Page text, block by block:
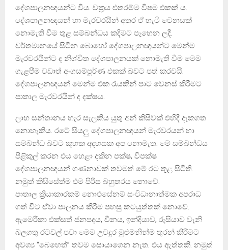
දේශපාලනඥයන්ට විය. චක්‍රය එතරම්ම විෂම එකක් ය.
දේශපාලනඥයන් හා මැරවරයින් අතර ඒ හැටි වෙනසක්
නොමැති වීම තුළ සම්බන්ධය කදිමට පෑහෙන ලදී.
වර්තමානයේ සිටින බොහෝ දේශපාලනඥයන්ට මෙන්ම
මැරවරයින්ට ද නිශ්චිත දේශපාලනයක් නොමැති වීම මෙම
ගැළපීම වඩාත් අංගසම්පූර්ණ එකක් බවට පත් කරවයි.
දේශපාලනඥයන් මෙන්ම එක රැයකින් පාට වෙනස් කිරීමට
පාතාල මැරවරයින් ද දක්ෂය.
ලාභ සන්තානය හැර සැලකිය යුතු අන් කිසිවක් එහිදී දැකගත
නොහැකිය. රටේ සියලු දේශපාලනඥයන් මැරවරයන් හා
සම්බන්ධ බවට කුහක අදහසක අප නොමැත. මේ සම්බන්ධය
පිළිකුල් කරන එය හෙළා දකින පක්ෂ, විපක්ෂ
දේශපාලනඥයන් ගණනාවක් තවමත් මේ රට තුළ සිටිති.
නමුත් කිසිසේත්ම එම පිරිස බහුතරය නොවේ.
පාතාල ක්‍රියාකාරකම් නොඑසේනම් සංවිධානාත්මක අපරාධ
ගත් විට ඒවා පාලනය කිරීම පහසු කටයුත්තක් නොවේ.
ඇමෙරිකා එක්සත් ජනපදය, චීනය, ඉන්දියාව, රුසියාව වැනි
බලගතු රටවල් පවා මෙම උවදුර මුළුමනින්ම තුරන් කිරීමට
අවශ්‍ය “බෙහෙත්” තවම සොයාගෙන නැත. එය ඇත්තකි. නමුත්